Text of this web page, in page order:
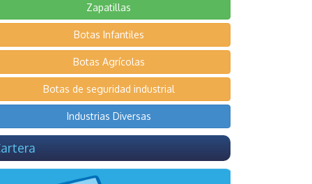
Zapatillas
Botas Infantiles
Botas Agrícolas
Botas de seguridad industrial
Industrias Diversas